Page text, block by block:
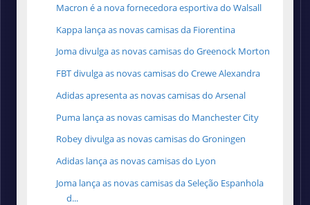
Macron é a nova fornecedora esportiva do Walsall
Kappa lança as novas camisas da Fiorentina
Joma divulga as novas camisas do Greenock Morton
FBT divulga as novas camisas do Crewe Alexandra
Adidas apresenta as novas camisas do Arsenal
Puma lança as novas camisas do Manchester City
Robey divulga as novas camisas do Groningen
Adidas lança as novas camisas do Lyon
Joma lança as novas camisas da Seleção Espanhola
d...